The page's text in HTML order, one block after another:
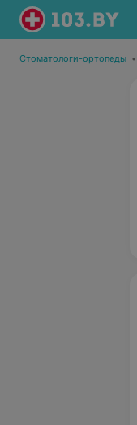
Стоматологи-ортопеды •